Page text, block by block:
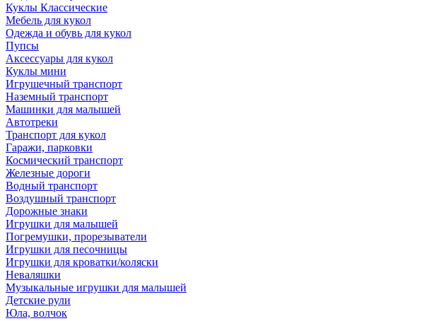
Куклы Классические
Мебель для кукол
Одежда и обувь для кукол
Пупсы
Аксессуары для кукол
Куклы мини
Игрушечный транспорт
Наземный транспорт
Машинки для малышей
Автотреки
Транспорт для кукол
Гаражи, парковки
Космический транспорт
Железные дороги
Водный транспорт
Воздушный транспорт
Дорожные знаки
Игрушки для малышей
Погремушки, прорезыватели
Игрушки для песочницы
Игрушки для кроватки/коляски
Неваляшки
Музыкальные игрушки для малышей
Детские рули
Юла, волчок